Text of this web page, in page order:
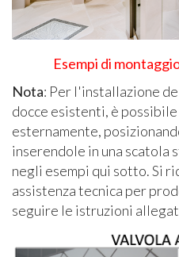
Esempi di
Nota: Per l'installazione
docce esistenti, è
esternamente,
inserendole in una scatola
negli esempi qui sotto. Si
assistenza tecnica per
seguire le istruzioni